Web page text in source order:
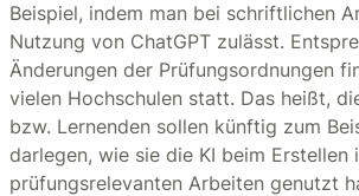
Beispiel, indem man bei schriftlichen
Nutzung von ChatGPT zulässt.
Änderungen der Prüfungsordnungen
vielen Hochschulen statt. Das heißt,
bzw. Lernenden sollen künftig zum
darlegen, wie sie die KI beim Erstellen
prüfungsrelevanten Arbeiten genutzt